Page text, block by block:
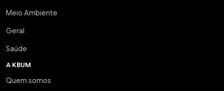
Meio Ambiente
Geral
Saúde
A KBUM
Quem somos